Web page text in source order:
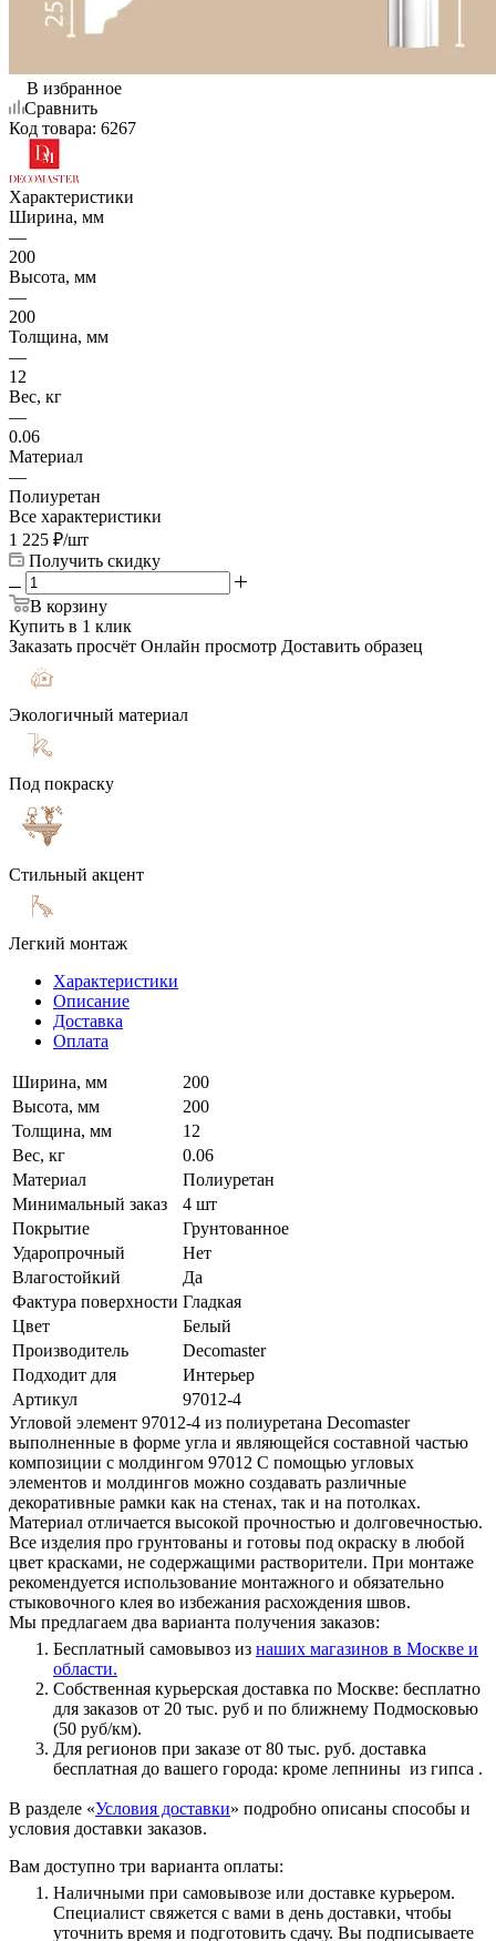
В избранное
Сравнить
Код товара: 6267
Характеристики
Ширина, мм
—
200
Высота, мм
—
200
Толщина, мм
—
12
Вес, кг
—
0.06
Материал
—
Полиуретан
Все характеристики
1 225 ₽/шт
Получить скидку
В корзину
Купить в 1 клик
Заказать просчёт Онлайн просмотр Доставить образец
Экологичный материал
Под покраску
Стильный акцент
Легкий монтаж
Характеристики
Описание
Доставка
Оплата
Ширина, мм
200
Высота, мм
200
Толщина, мм
12
Вес, кг
0.06
Материал
Полиуретан
Минимальный заказ
4 шт
Покрытие
Грунтованное
Ударопрочный
Нет
Влагостойкий
Да
Фактура поверхности Гладкая
Цвет
Белый
Производитель
Decomaster
Подходит для
Интерьер
Артикул
97012-4
Угловой элемент 97012-4 из полиуретана Decomaster
выполненные в форме угла и являющейся составной частью
композиции с молдингом 97012 С помощью угловых
элементов и молдингов можно создавать различные
декоративные рамки как на стенах, так и на потолках.
Материал отличается высокой прочностью и долговечностью.
Все изделия про грунтованы и готовы под окраску в любой
цвет красками, не содержащими растворители. При монтаже
рекомендуется использование монтажного и обязательно
стыковочного клея во избежания расхождения швов.
Мы предлагаем два варианта получения заказов:
Бесплатный самовывоз из наших магазинов в Москве и
области.
Собственная курьерская доставка по Москве: бесплатно
для заказов от 20 тыс. руб и по ближнему Подмосковью
(50 руб/км).
Для регионов при заказе от 80 тыс. руб. доставка
бесплатная до вашего города: кроме лепнины из гипса .
В разделе «Условия доставки» подробно описаны способы и
условия доставки заказов.
Вам доступно три варианта оплаты:
Наличными при самовывозе или доставке курьером.
Специалист свяжется с вами в день доставки, чтобы
уточнить время и подготовить сдачу. Вы подписываете